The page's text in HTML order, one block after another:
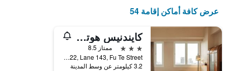
عرض كافة أماكن إقامة 54
كايندنيس هوتل وو جيا
3 نجوم
ممتاز 8.5
No. 22, Lane 143, Fu Te Street, مدينة كاوهسيونغ, تايوان
3.2 كيلومتر عن وسط المدينة